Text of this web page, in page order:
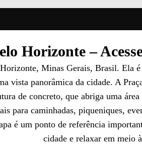
Horizonte –
Minas Gerais, Brasil. Ela
vista panorâmica da cidade. A
de concreto, que abriga uma
para caminhadas, piqueniques,
é um ponto de referência
cidade e relaxar em meio